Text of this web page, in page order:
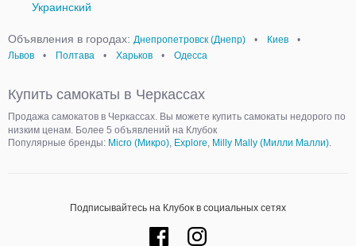
Украинский
Объявления в городах: Днепропетровск (Днепр) • Киев
•
Львов
• Полтава • Харьков • Одесса
Купить самокаты в Черкассах
Продажа самокатов в Черкассах. Вы можете купить самокаты недорого по
низким ценам. Более 5 объявлений на Клубок
Популярные бренды: Micro (Микро), Explore, Milly Mally (Милли Малли).
Подписывайтесь на Клубок в социальных сетях